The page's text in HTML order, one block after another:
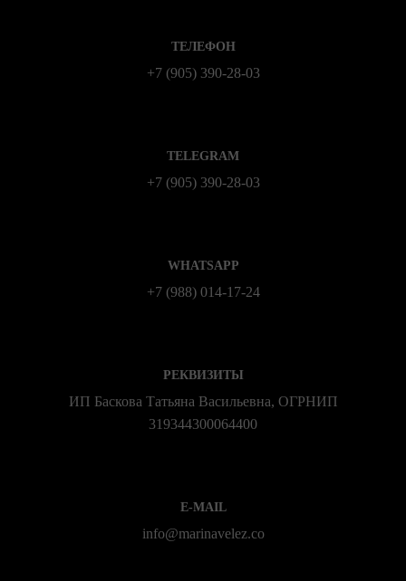
ТЕЛЕФОН
+7 (905) 390-28-03
TELEGRAM
+7 (905) 390-28-03
WHATSAPP
+7 (988) 014‑17‑24
РЕКВИЗИТЫ
ИП Баскова Татьяна Васильевна, ОГРНИП
319344300064400
E-MAIL
info@marinavelez.co